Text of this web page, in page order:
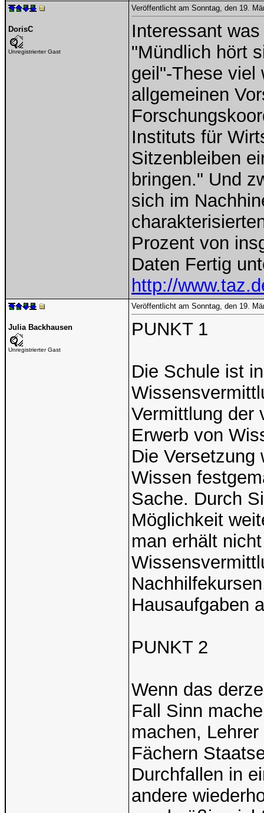
DorisC
Unregistrierter Gast
Veröffentlicht am Sonntag, den 19.
Interessant
"Mündlich hört
geil"-These viel
allgemeinen
Instituts für
Sitzenbleiben
bringen." Und
sich im
Prozent von
Daten Fertig
http://
Julia Backhausen
Unregistrierter Gast
Veröffentlicht am Sonntag, den 19.
PUNKT 1
Die Schule ist
Vermittlung der
Erwerb von
Die Versetzung
Wissen
Sache. Durch
Möglichkeit
man erhält
Hausaufgaben
PUNKT 2
Wenn das
Fall Sinn
machen,
Fächern
Durchfallen in
andere